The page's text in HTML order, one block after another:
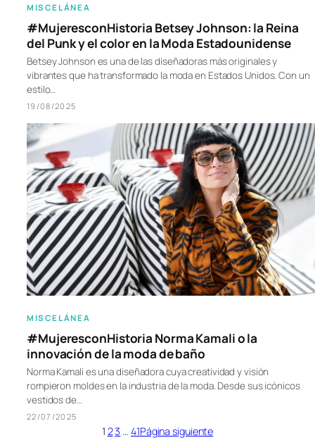
MISCELÁNEA
#MujeresconHistoria Betsey Johnson: la Reina
del Punk y el color en la Moda Estadounidense
Betsey Johnson es una de las diseñadoras más originales y
vibrantes que ha transformado la moda en Estados Unidos. Con un
estilo…
19/08/2025
MISCELÁNEA
#MujeresconHistoria Norma Kamali o la
innovación de la moda de baño
Norma Kamali es una diseñadora cuya creatividad y visión
rompieron moldes en la industria de la moda. Desde sus icónicos
vestidos de…
22/07/2025
1 23 … 41Página siguiente